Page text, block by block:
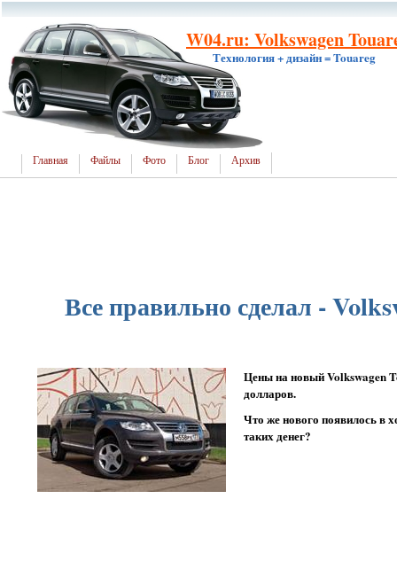
W04.ru: Volkswagen
Технология + дизайн = Touareg
Главная Файлы Фото Блог Архив
Все правильно сделал -
Цены на новый Volkswagen
долларов.
Что же нового появилось в
таких денег?